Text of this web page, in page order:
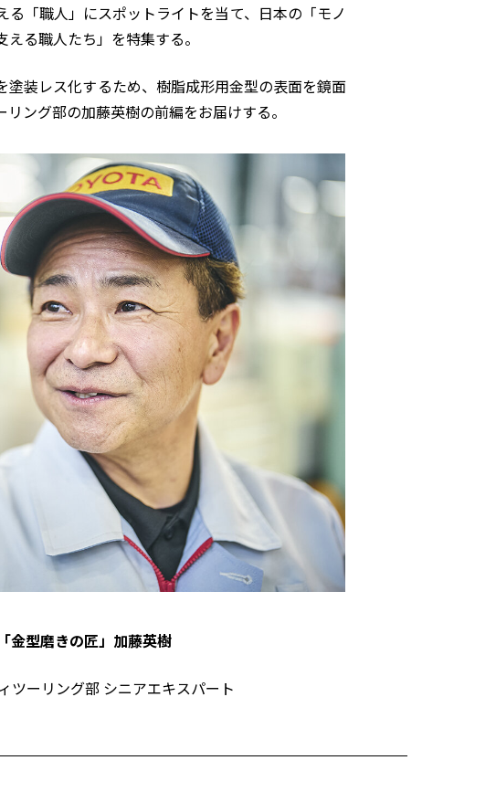
「職人」にスポットライトを当て、日本の「モノ
る職人たち」を特集する。
装レス化するため、樹脂成形用金型の表面を鏡面
ング部の加藤英樹の前編をお届けする。
型磨きの匠」加藤英樹
ツーリング部 シニアエキスパート